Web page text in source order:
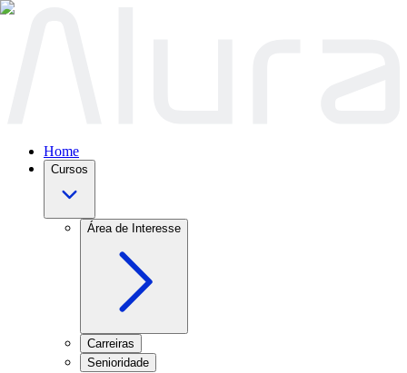
Home
Cursos
Área de Interesse
Carreiras
Senioridade